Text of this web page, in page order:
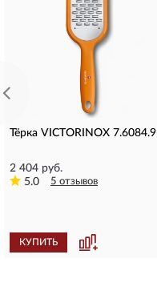
Тёрка VICTORINOX 7.6084.9
2 404 руб.
5.0
5 отзывов
КУПИТЬ